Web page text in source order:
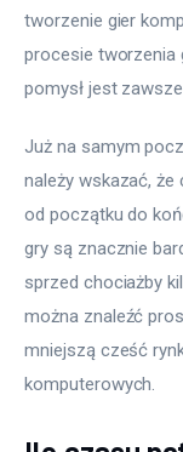
tworzenie gier
procesie tworzenia
pomysł jest
Już na samym
należy wskazać,
od początku do
gry są znacznie
sprzed chociażby
można znaleźć
mniejszą cześć
komputerowych.